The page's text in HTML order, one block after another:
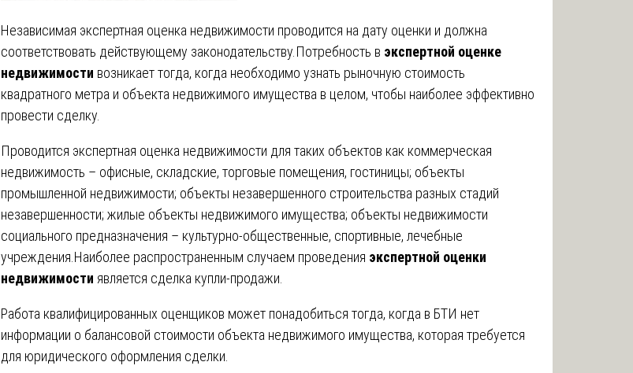
Независимая экспертная оценка недвижимости проводится на дату оценки и должна
соответствовать действующему законодательству.Потребность в экспертной оценке
недвижимости возникает тогда, когда необходимо узнать рыночную стоимость
квадратного метра и объекта недвижимого имущества в целом, чтобы наиболее эффективно
провести сделку.
Проводится экспертная оценка недвижимости для таких объектов как коммерческая
недвижимость – офисные, складские, торговые помещения, гостиницы; объекты
промышленной недвижимости; объекты незавершенного строительства разных стадий
незавершенности; жилые объекты недвижимого имущества; объекты недвижимости
социального предназначения – культурно-общественные, спортивные, лечебные
учреждения.Наиболее распространенным случаем проведения экспертной оценки
недвижимости является сделка купли-продажи.
Работа квалифицированных оценщиков может понадобиться тогда, когда в БТИ нет
информации о балансовой стоимости объекта недвижимого имущества, которая требуется
для юридического оформления сделки.